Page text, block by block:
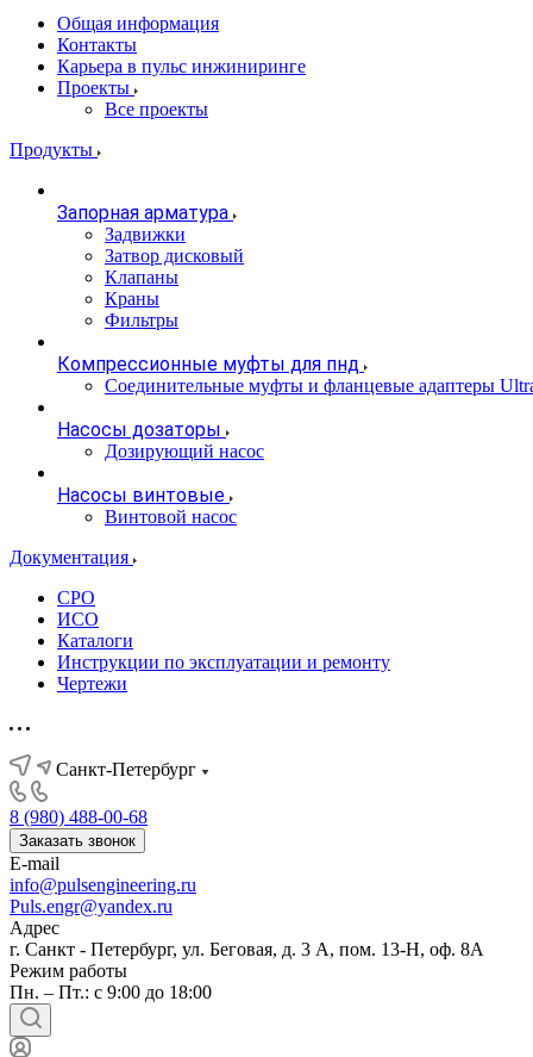
Общая информация
Контакты
Карьера в пульс инжиниринге
Проекты
Все проекты
Продукты
Запорная арматура
Задвижки
Затвор дисковый
Клапаны
Краны
Фильтры
Компрессионные муфты для пнд
Соединительные муфты и фланцевые адаптеры
Насосы дозаторы
Дозирующий насос
Насосы винтовые
Винтовой насос
Документация
СРО
ИСО
Каталоги
Инструкции по эксплуатации и ремонту
Чертежи
Санкт-Петербург
8 (980) 488-00-68
Заказать звонок
E-mail
info@pulsengineering.ru
Puls.engr@yandex.ru
Адрес
г. Санкт - Петербург, ул. Беговая, д. 3 А, пом. 13-Н, оф. 8А
Режим работы
Пн. – Пт.: с 9:00 до 18:00